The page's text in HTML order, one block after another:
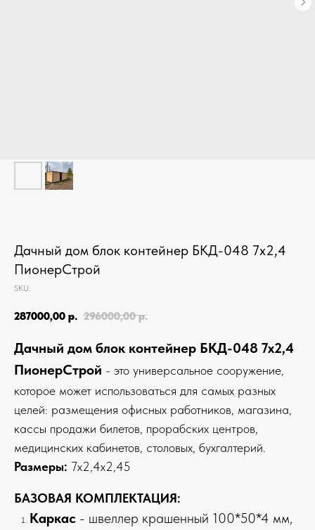
Дачный дом блок контейнер БКД-048 7х2,4
ПионерСтрой
SKU:
287000,00 р. 296000,00 р.
Дачный дом блок контейнер БКД-048 7х2,4
ПионерСтрой - это универсальное сооружение,
которое может использоваться для самых разных
целей: размещения офисных работников, магазина,
кассы продажи билетов, прорабских центров,
медицинских кабинетов, столовых, бухгалтерий.
Размеры: 7х2,4х2,45
БАЗОВАЯ КОМПЛЕКТАЦИЯ:
Каркас - швеллер крашенный 100*50*4 мм,